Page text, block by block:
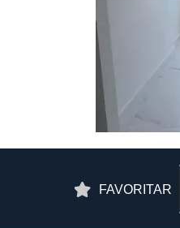
FAVORITAR